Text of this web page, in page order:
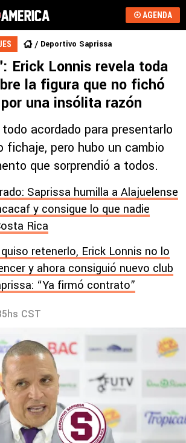
AGENDA
Deportivo Saprissa
Erick Lonnis revela toda
la figura que no fichó
una insólita razón
acordado para presentarlo
fichaje, pero hubo un cambio
que sorprendió a todos.
Saprissa humilla a Alajuelense
y consigue lo que nadie
Rica
retenerlo, Erick Lonnis no lo
y ahora consiguió nuevo club
“Ya firmó contrato”
CST